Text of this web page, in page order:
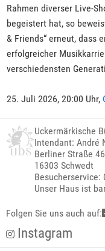
Rahmen diverser Live-
begeistert hat, so
& Friends“ erneut, dass
erfolgreicher
verschiedensten
25. Juli 2026, 20:00 Uhr,
Uckermärkische
Intendant: André
Berliner Straße
16303 Schwedt
Besucherservice:
Unser Haus ist
Folgen Sie uns auch auf:
Instagram